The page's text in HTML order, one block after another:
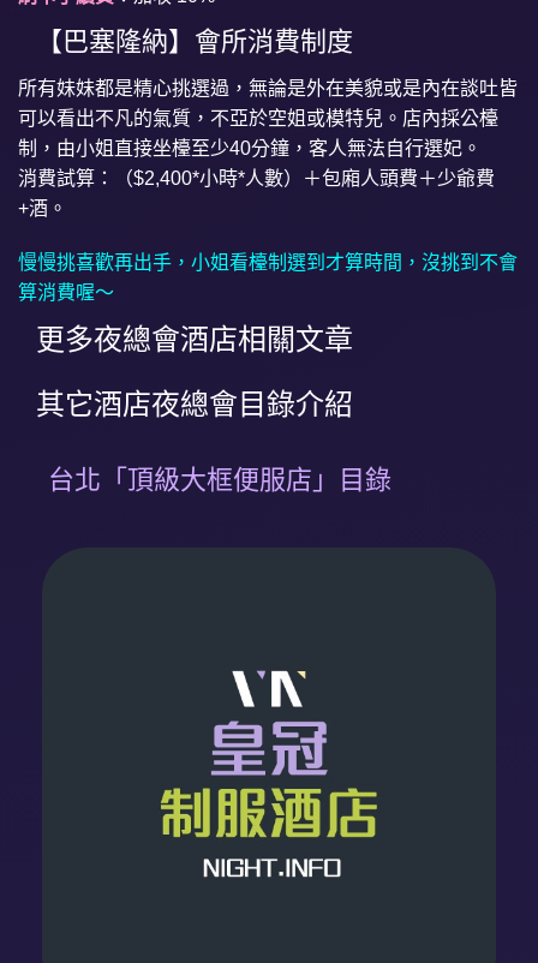
【巴塞隆納】會所消費制度
所有妹妹都是精心挑選過，無論是外在美貌或是內在談吐皆
可以看出不凡的氣質，不亞於空姐或模特兒。店內採公檯
制，由小姐直接坐檯至少40分鐘，客人無法自行選妃。
消費試算：（$2,400*小時*人數）＋包廂人頭費＋少爺費
+酒。
慢慢挑喜歡再出手，小姐看檯制選到才算時間，沒挑到不會
算消費喔～
更多夜總會酒店相關文章
其它酒店夜總會目錄介紹
台北「頂級大框便服店」目錄